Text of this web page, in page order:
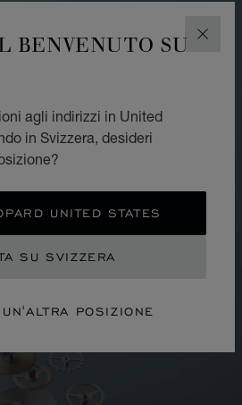
BENVENUTO SU
agli indirizzi in United
in Svizzera, desideri
UNITED STATES
SU SVIZZERA
POSIZIONE